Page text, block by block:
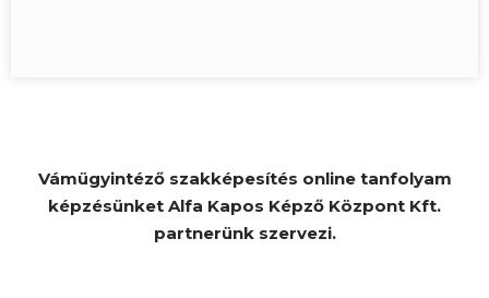
Vámügyintéző szakképesítés online tanfolyam
képzésünket Alfa Kapos Képző Központ Kft.
partnerünk szervezi.